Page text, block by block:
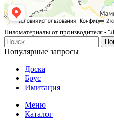
Пиломатериалы от производителя -
Популярные запросы
Доска
Брус
Имитация
Меню
Каталог